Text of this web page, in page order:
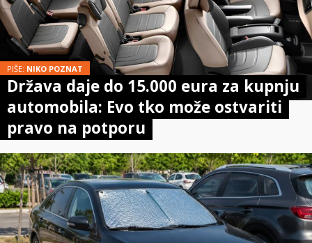
PIŠE: NIKO POZNAT
Država daje do 15.000 eura za kupnju
automobila: Evo tko može ostvariti
pravo na potporu